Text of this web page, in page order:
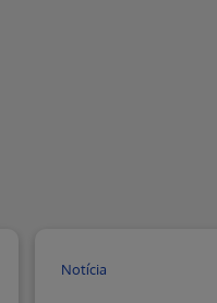
Notícia